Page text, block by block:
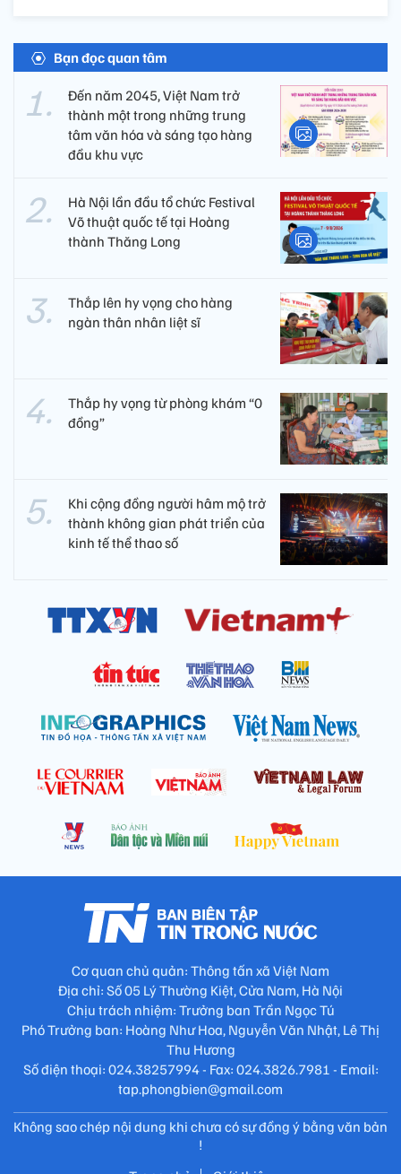
Bạn đọc quan tâm
Đến năm 2045, Việt Nam trở
thành một trong những trung
tâm văn hóa và sáng tạo hàng
đầu khu vực
Hà Nội lần đầu tổ chức Festival
Võ thuật quốc tế tại Hoàng
thành Thăng Long
Thắp lên hy vọng cho hàng
ngàn thân nhân liệt sĩ
Thắp hy vọng từ phòng khám “0
đồng”
Khi cộng đồng người hâm mộ trở
thành không gian phát triển của
kinh tế thể thao số
Cơ quan chủ quản: Thông tấn xã Việt Nam
Địa chỉ: Số 05 Lý Thường Kiệt, Cửa Nam, Hà Nội
Chịu trách nhiệm: Trưởng ban Trần Ngọc Tú
Phó Trưởng ban: Hoàng Như Hoa, Nguyễn Văn Nhật, Lê Thị
Thu Hương
Số điện thoại: 024.38257994 - Fax: 024.3826.7981 - Email:
tap.phongbien@gmail.com
Không sao chép nội dung khi chưa có sự đồng ý bằng văn bản
!